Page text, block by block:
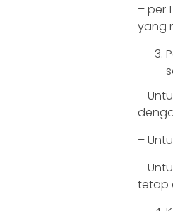
– per
yang
–
–
–
tetap